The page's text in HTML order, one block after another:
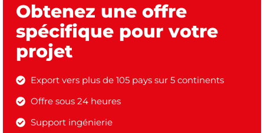
Obtenez une offre
spécifique pour votre
projet
Export vers plus de 105 pays sur 5 continents
Offre sous 24 heures
Support ingénierie